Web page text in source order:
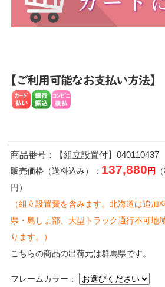
商品番号：【組立設置付】040110437
販売価格（送料込み）： 137,880 円
円）
（組立設置費を含みます。北海道は追加
県・島しょ部、大型トラック通行不可地
ります。）
こちらの商品の出荷元は群馬県です。
フレームカラー：